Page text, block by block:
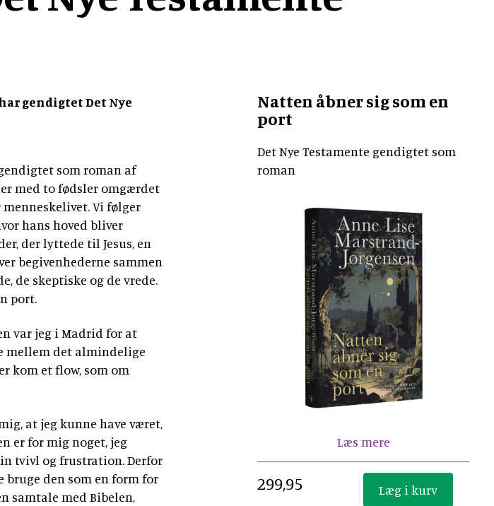
gendigtet Det Nye
som roman af
med to fødsler omgærdet
Vi følger
hans hoved bliver
der lyttede til Jesus, en
begivenhederne sammen
de skeptiske og de vrede.
port.
var jeg i Madrid for at
mellem det almindelige
kom et flow, som om
at jeg kunne have været,
er for mig noget, jeg
tvivl og frustration. Derfor
den som en form for
samtale med Bibelen,
Natten åbner sig som en
port
Det Nye Testamente gendigtet som
roman
Læs mere
299,95